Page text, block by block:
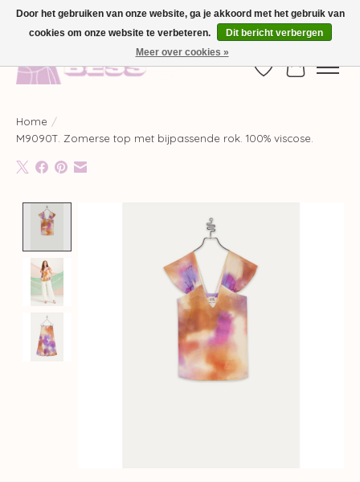
GRATIS VERZENDING VANAF €100,-
Verlanglijst
Home /
M9090T. Zomerse top met bijpassende rok. 100% viscose.
Door het gebruiken van onze website, ga je akkoord met het gebruik van
cookies om onze website te verbeteren.
Dit bericht verbergen
Meer over cookies »